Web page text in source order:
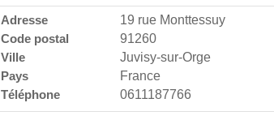
Adresse
19 rue Monttessuy
Code postal
91260
Ville
Juvisy-sur-Orge
Pays
France
Téléphone
0611187766